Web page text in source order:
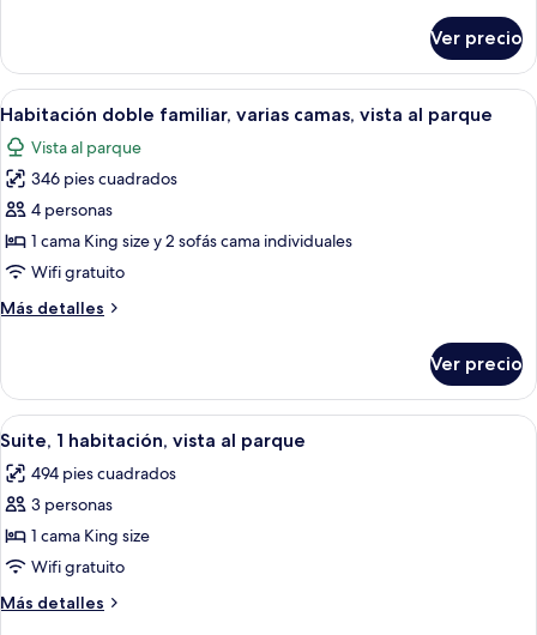
o
individuales,
vista
al
parque
superior
con
1
cama
matrimonial
o
individuales,
vista
al
parque
Ver precio
Abrir
todas
las
fotos
de
Habitación
doble
varias
al
parque
Un dormitorio moderno con cama,
7
Habitación doble familiar, varias camas, vista al parque
Vista al parque
346 pies cuadrados
4 personas
1 cama King size y 2 sofás cama individuales
Wifi gratuito
Más detalles
Más
doble
familiar,
varias
vista
al
Ver precio
Abrir
todas
las
fotos
de
Suite,
1
habitación,
Una habitación de hotel moderna
15
Suite, 1 habitación, vista al parque
494 pies cuadrados
3 personas
1 cama King size
Wifi gratuito
Más detalles
Más